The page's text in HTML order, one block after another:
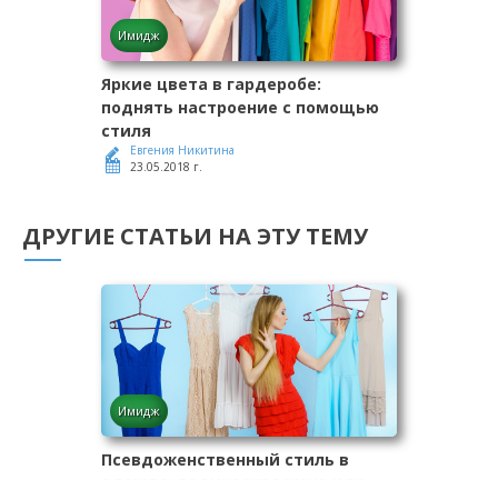
Имидж
Яркие цвета в гардеробе:
поднять настроение с помощью
стиля
Евгения Никитина
23.05.2018 г.
ДРУГИЕ СТАТЬИ НА ЭТУ ТЕМУ
Имидж
Псевдоженственный стиль в